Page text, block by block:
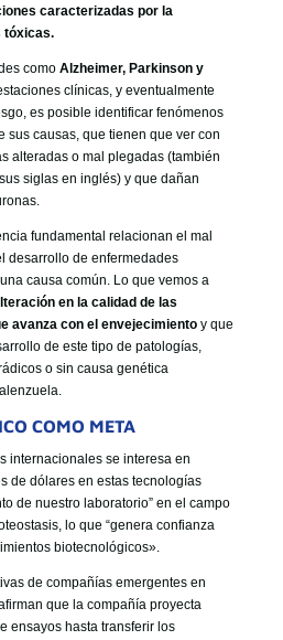
caracterizadas por la
tóxicas.
como Alzheimer, Parkinson y
clínicas, y eventualmente
es posible identificar fenómenos
sus causas, que tienen que ver con
alteradas o mal plegadas (también
siglas en inglés) y que dañan
fundamental relacionan el mal
desarrollo de enfermedades
causa común. Lo que vemos a
en la calidad de las
avanza con el envejecimientoy que
de este tipo de patologías,
o sin causa genética
COMO META
internacionales se interesa en
de dólares en estas tecnologías
de nuestro laboratorio” en el campo
lo que “genera confianza
biotecnológicos».
de compañías emergentes en
que la compañía proyecta
ensayos hasta transferir los